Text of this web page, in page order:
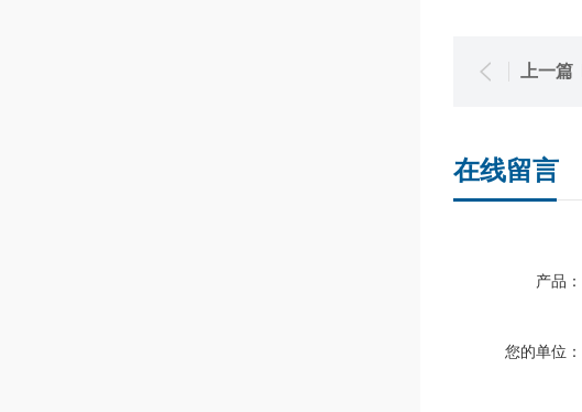
上一篇
在线留言
产品：
您的单位：